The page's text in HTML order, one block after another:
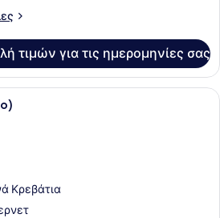
τιμών για τις ημερομηνίες σας
Ένα μπαλκόνι με έπιπλα από
Κρεβάτια